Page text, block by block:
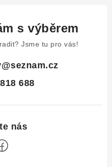
s výběrem
Jsme tu pro vás!
@seznam.cz
688